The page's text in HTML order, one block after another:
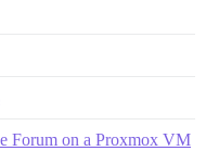
Forum on a Proxmox VM